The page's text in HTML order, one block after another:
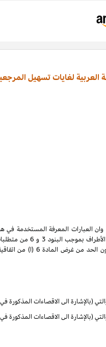
لغايات تسهيل
العبارات المعرفة المستخدمة
الملكية الفكرية لبرنامج المشاركين